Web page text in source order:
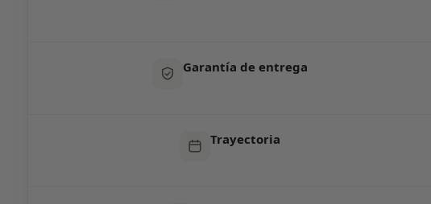
Garantía de entrega
Trayectoria